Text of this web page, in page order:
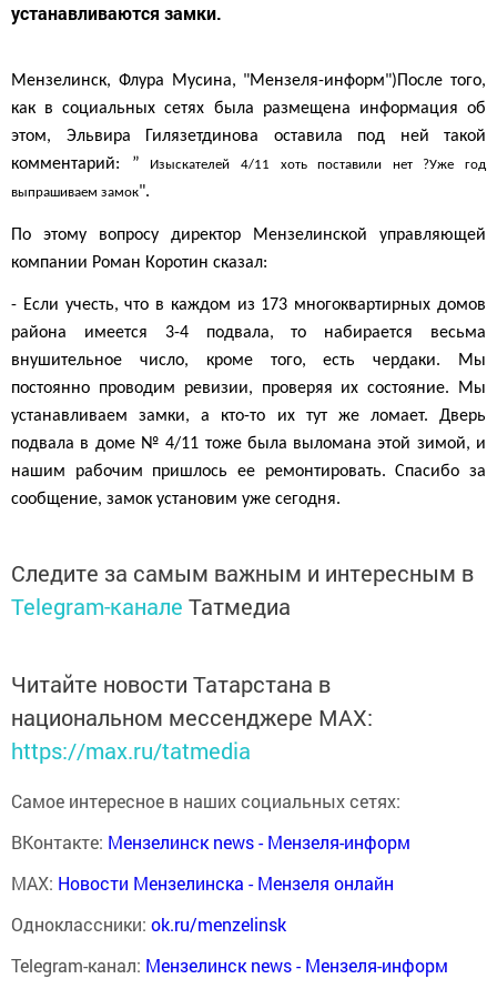
устанавливаются замки.
Мензелинск, Флура Мусина, "Мензеля-информ")После того,
как в социальных сетях была размещена информация об
этом, Эльвира Гилязетдинова оставила под ней такой
комментарий: ”
Изыскателей 4/11 хоть поставили нет ?Уже год
выпрашиваем замок".
По этому вопросу директор Мензелинской управляющей
компании Роман Коротин сказал:
- Если учесть, что в каждом из 173 многоквартирных домов
района имеется 3-4 подвала, то набирается весьма
внушительное число, кроме того, есть чердаки. Мы
постоянно проводим ревизии, проверяя их состояние. Мы
устанавливаем замки, а кто-то их тут же ломает. Дверь
подвала в доме № 4/11 тоже была выломана этой зимой, и
нашим рабочим пришлось ее ремонтировать. Спасибо за
сообщение, замок установим уже сегодня.
Следите за самым важным и интересным в
Telegram-канале Татмедиа
Читайте новости Татарстана в
национальном мессенджере MАХ:
https://max.ru/tatmedia
Самое интересное в наших социальных сетях:
ВКонтакте: Мензелинск news - Мензеля-информ
MAX: Новости Мензелинска - Мензеля онлайн
Одноклассники: ok.ru/menzelinsk
Telegram-канал: Мензелинск news - Мензеля-информ